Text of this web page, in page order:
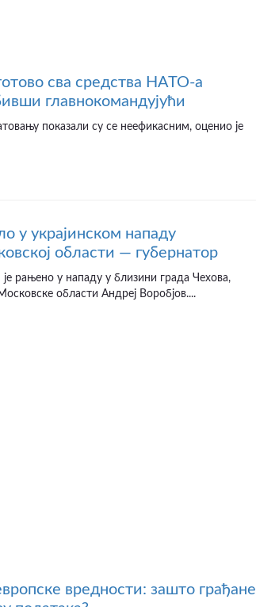
сва средства НАТО-а
главнокомандујући
показали су се неефикасним, оценио је
у украјинском нападу
области — губернатор
рањено у нападу у близини града Чехова,
области Андреј Воробјов....
вредности: зашто грађане